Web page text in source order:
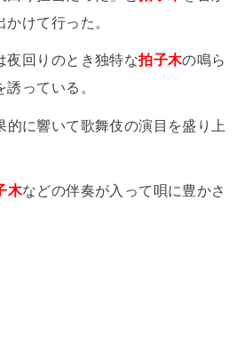
けて行った。
夜回りのとき独特な拍子木の鳴ら
っている。
的に響いて歌舞伎の演目を盛り上
木などの伴奏が入って唄に豊かさ